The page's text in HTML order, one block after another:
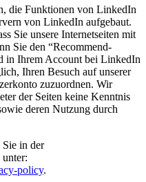
die Funktionen von LinkedIn
von LinkedIn aufgebaut.
Sie unsere Internetseiten mit
Sie den “Recommend-
in Ihrem Account bei LinkedIn
Ihren Besuch auf unserer
zuzuordnen. Wir
der Seiten keine Kenntnis
deren Nutzung durch
in der
policy.